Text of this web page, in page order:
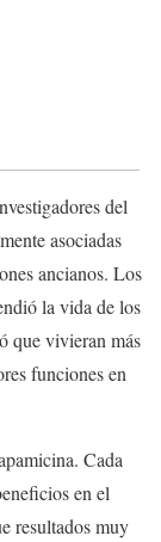
del
asociadas
ancianos. Los
la vida de los
que vivieran más
funciones en
Cada
en el
resultados muy